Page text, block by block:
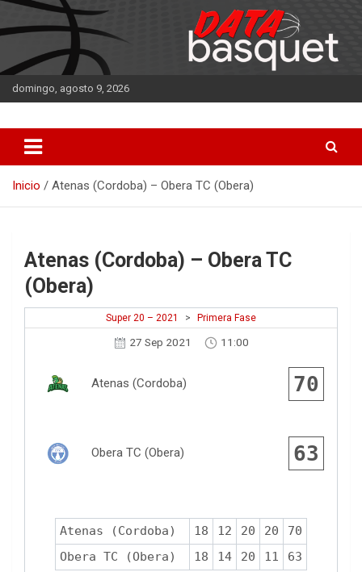
Saltar
al
contenido
domingo, agosto 9, 2026
DATA Basquet
Inicio Atenas (Cordoba) – Obera TC (Obera)
Atenas (Cordoba) – Obera TC
(Obera)
Super 20 – 2021 > Primera Fase
27 Sep 2021 11:00
Atenas (Cordoba) 70
Obera TC (Obera) 63
Atenas (Cordoba) 18 12 20 20
70
Obera TC (Obera)
18 14 20 11 63